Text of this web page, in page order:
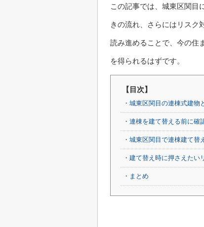
この記事では、城東区関目
きの流れ、さらにはリスク
読み進めることで、今の住
を得られるはずです。
【目次】
・城東区関目の連棟式建物
・連棟を建て替える前に確
・城東区関目で連棟建て替
・建て替え時に押さえたい
・まとめ